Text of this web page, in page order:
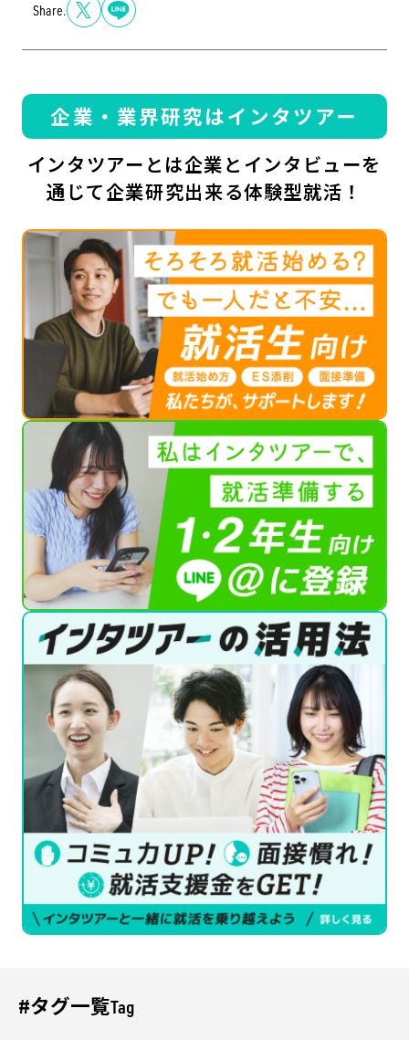
Share.
企業・業界研究はインタツアー
インタツアーとは企業とインタビューを
通じて企業研究出来る体験型就活！
Tag
#タグ一覧